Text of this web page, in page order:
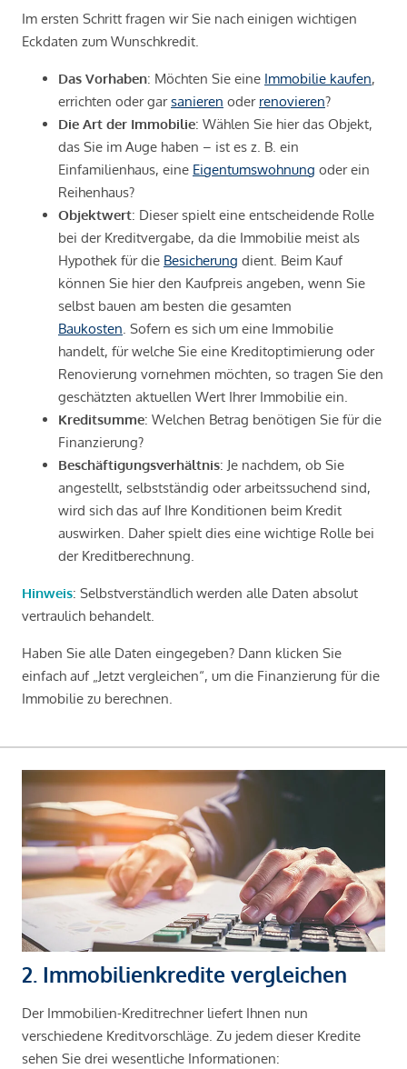
Im ersten Schritt fragen wir Sie nach einigen wichtigen
Eckdaten zum Wunschkredit.
Das Vorhaben: Möchten Sie eine Immobilie kaufen,
errichten oder garsanieren oder renovieren?
Die Art der Immobilie: Wählen Sie hier das Objekt,
das Sie im Auge haben – ist es z. B. ein
Einfamilienhaus, eine Eigentumswohnung oder ein
Reihenhaus?
Objektwert: Dieser spielt eine entscheidende Rolle
bei der Kreditvergabe, da die Immobilie meist als
Hypothek für die Besicherung dient. Beim Kauf
können Sie hier den Kaufpreis angeben, wenn Sie
selbst bauen am besten die gesamten
Baukosten . Sofern es sich um eine Immobilie
handelt, für welche Sie eine Kreditoptimierung oder
Renovierung vornehmen möchten, so tragen Sie den
geschätzten aktuellen Wert Ihrer Immobilie ein.
Kreditsumme: Welchen Betrag benötigen Sie für die
Finanzierung?
Beschäftigungsverhältnis: Je nachdem, ob Sie
angestellt, selbstständig oder arbeitssuchend sind,
wird sich das auf Ihre Konditionen beim Kredit
auswirken. Daher spielt dies eine wichtige Rolle bei
der Kreditberechnung.
Hinweis: Selbstverständlich werden alle Daten absolut
vertraulich behandelt.
Haben Sie alle Daten eingegeben? Dann klicken Sie
einfach auf „Jetzt vergleichen“, um die Finanzierung für die
Immobilie zu berechnen.
2. Immobilienkredite vergleichen
Der Immobilien-Kreditrechner liefert Ihnen nun
verschiedene Kreditvorschläge. Zu jedem dieser Kredite
sehen Sie drei wesentliche Informationen: